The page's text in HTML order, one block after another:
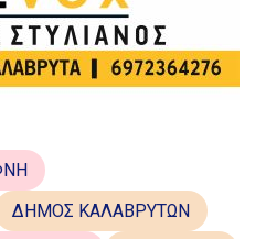
ΔΗΜΟΣ ΚΑΛΑΒΡΥΤΩΝ